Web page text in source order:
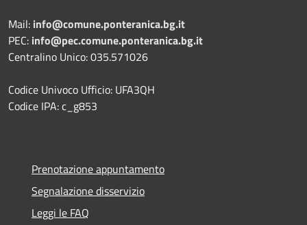
Mail: info@comune.ponteranica.bg.it
PEC: info@pec.comune.ponteranica.bg.it
Centralino Unico: 035.571026
Codice Univoco Ufficio: UFA3QH
Codice IPA: c_g853
Prenotazione appuntamento
Segnalazione disservizio
Leggi le FAQ